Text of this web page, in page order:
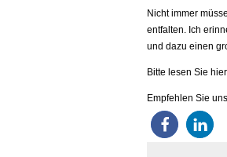
Nicht immer
entfalten. Ich
und dazu einen
Bitte lesen Sie
Empfehlen Sie